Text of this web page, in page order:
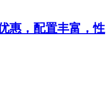
惠，配置丰富，性